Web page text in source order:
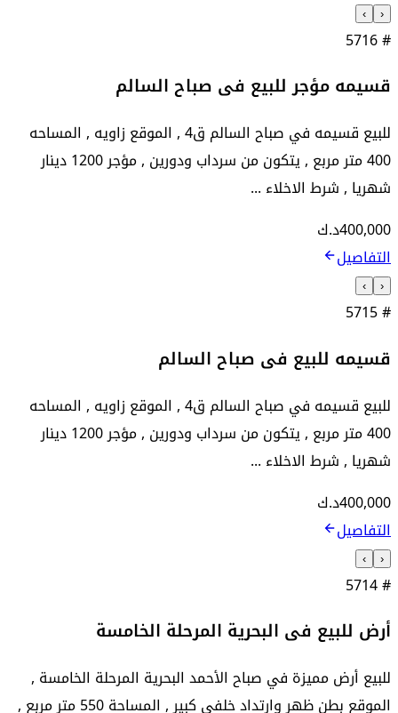
‹
›
5716#
قسيمه مؤجر للبيع فى صباح السالم
للبيع قسيمه في صباح السالم ق4 , الموقع زاويه , المساحه
400 متر مربع , يتكون من سرداب ودورين , مؤجر 1200 دينار
شهريا , شرط الاخلاء ...
400,000د.ك
التفاصيل
‹
›
5715#
قسيمه للبيع فى صباح السالم
للبيع قسيمه في صباح السالم ق4 , الموقع زاويه , المساحه
400 متر مربع , يتكون من سرداب ودورين , مؤجر 1200 دينار
شهريا , شرط الاخلاء ...
400,000د.ك
التفاصيل
‹
›
5714#
أرض للبيع فى البحرية المرحلة الخامسة
للبيع أرض مميزة في صباح الأحمد البحرية المرحلة الخامسة ,
الموقع بطن ظهر وارتداد خلفي كبير , المساحة 550 متر مربع ,